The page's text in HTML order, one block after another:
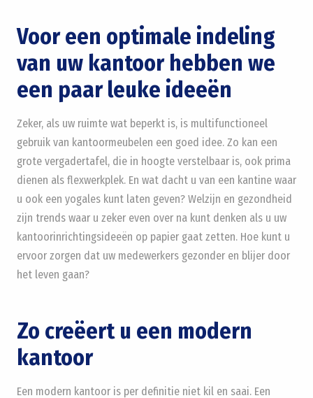
Voor een optimale indeling
van uw kantoor hebben we
een paar leuke ideeën
Zeker, als uw ruimte wat beperkt is, is multifunctioneel
gebruik van kantoormeubelen een goed idee. Zo kan een
grote vergadertafel, die in hoogte verstelbaar is, ook prima
dienen als flexwerkplek. En wat dacht u van een kantine waar
u ook een yogales kunt laten geven? Welzijn en gezondheid
zijn trends waar u zeker even over na kunt denken als u uw
kantoorinrichtingsideeën op papier gaat zetten. Hoe kunt u
ervoor zorgen dat uw medewerkers gezonder en blijer door
het leven gaan?
Zo creëert u een modern
kantoor
Een modern kantoor is per definitie niet kil en saai. Een